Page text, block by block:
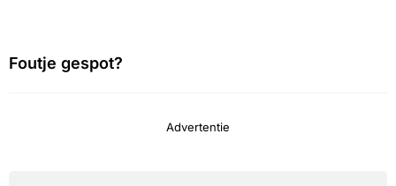
Foutje gespot?
Advertentie